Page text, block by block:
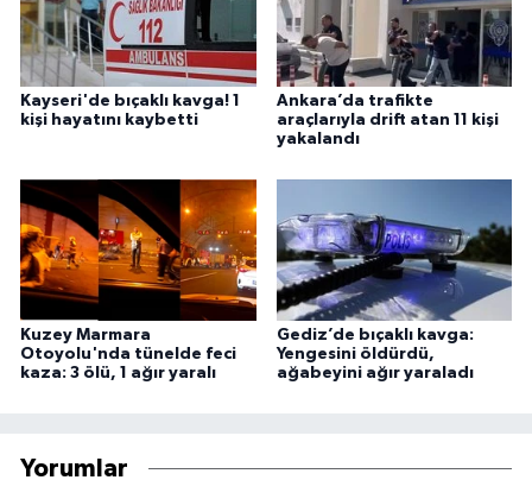
Kayseri'de bıçaklı kavga! 1
kişi hayatını kaybetti
Ankara’da trafikte
araçlarıyla drift atan 11 kişi
yakalandı
Kuzey Marmara
Otoyolu'nda tünelde feci
kaza: 3 ölü, 1 ağır yaralı
Gediz’de bıçaklı kavga:
Yengesini öldürdü,
ağabeyini ağır yaraladı
Yorumlar